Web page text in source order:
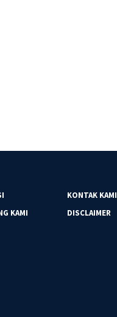
KONTAK KAMI
KAMI
DISCLAIMER